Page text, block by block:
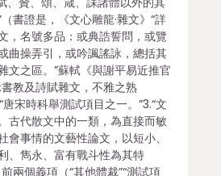
書證是，《文心雕龍·雜文》“詳
，名號多品：或典誥誓問，或覽
曲操弄引，或吟諷謠詠，總括其
文之區。”蘇軾《與謝平易近推官
教及詩賦雜文，不雅之熟
唐宋時科舉測試項目之一。”3.“文
古代散文中的一類，為直接而敏
會事情的文藝性論文，以短小、
、雋永、富有戰斗性為其特
兩個義項（“其他體裁”“測試項